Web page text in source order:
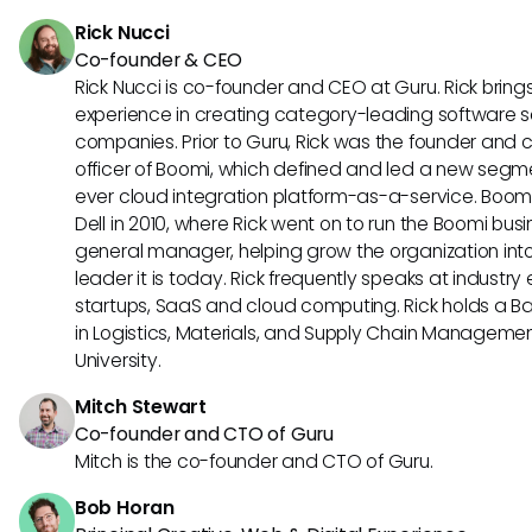
tareas de mayor valor.
Rick Nucci
Co-founder & CEO
Rick Nucci is co-founder and CEO at Guru. Rick
experience in creating category-leading software
companies. Prior to Guru, Rick was the founder and
officer of Boomi, which defined and led a new
ever cloud integration platform-as-a-service.
Dell in 2010, where Rick went on to run the Boomi
general manager, helping grow the organization
leader it is today. Rick frequently speaks at
startups, SaaS and cloud computing. Rick holds a
in Logistics, Materials, and Supply Chain
University.
Mitch Stewart
Co-founder and CTO of Guru
Mitch is the co-founder and CTO of Guru.
Bob Horan